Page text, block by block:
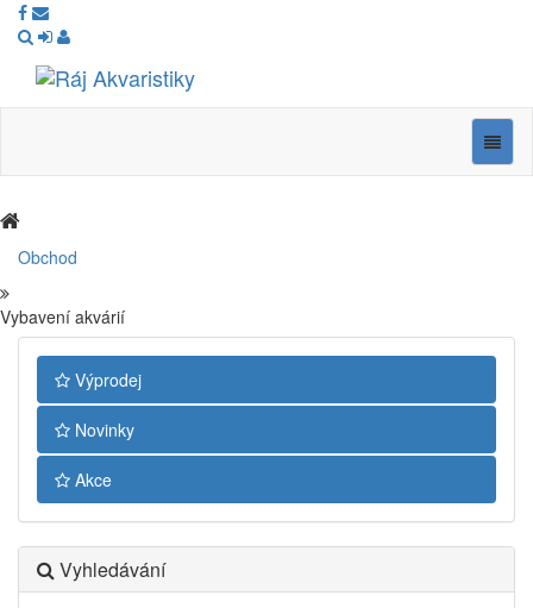
Ráj
Obchod
Vybavení akvárií
Výprodej
Novinky
Akce
Vyhledávání